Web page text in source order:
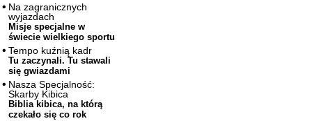
Na zagranicznych
wyjazdach
Misje specjalne w
świecie wielkiego sportu
Tempo kuźnią kadr
Tu zaczynali. Tu stawali
się gwiazdami
Nasza Specjalność:
Skarby Kibica
Biblia kibica, na którą
czekało się co rok